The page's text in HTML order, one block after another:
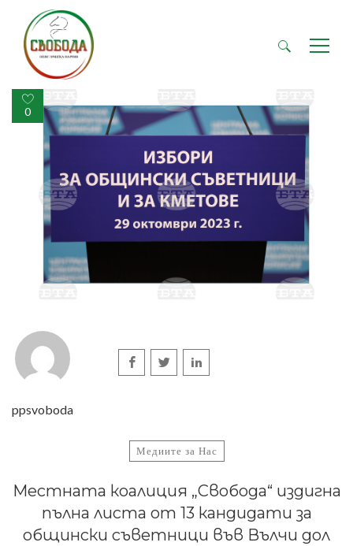
Търсене
за:0
ppsvoboda
Медиите за Нас
Местната коалиция „Свобода“ издигна
пълна листа от 13 кандидати за
общински съветници във Вълчи дол